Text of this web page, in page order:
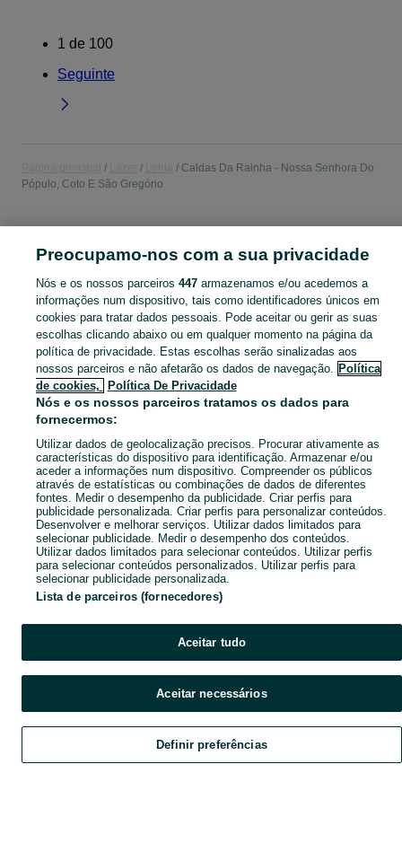
1 de 100
Seguinte
Caldas Da Rainha - Nossa Senhora Do
Pópulo, Coto E São Gregório
CATEGORIA
Navegue pelos últimos anúncios de Lazer em Caldas Da Rainha - Nossa Senhora Do Pópulo, Coto E São Gregório no OLX Portugal. Compre e venda produtos locais com facilidade e segurança. Mostrar
Mapa do site
Mapa das freguesias
Mapa de mini-sites
Explorar Favoritos Vender Chat Conta
Preocupamo-nos com a sua privacidade
Nós e os nossos parceiros 447armazenamos e/ou acedemos a
informações num dispositivo, tais como identificadores únicos em
cookies para tratar dados pessoais. Pode aceitar ou gerir as suas
escolhas clicando abaixo ou em qualquer momento na página da
política de privacidade. Estas escolhas serão sinalizadas aos
nossos parceiros e não afetarão os dados de navegação. Política
de cookies,
Política De Privacidade
Nós e os nossos parceiros tratamos os dados para
fornecermos:
Utilizar dados de geolocalização precisos. Procurar ativamente as
características do dispositivo para identificação. Armazenar e/ou
aceder a informações num dispositivo. Compreender os públicos
através de estatísticas ou combinações de dados de diferentes
fontes. Medir o desempenho da publicidade. Criar perfis para
publicidade personalizada. Criar perfis para personalizar conteúdos.
Desenvolver e melhorar serviços. Utilizar dados limitados para
selecionar publicidade. Medir o desempenho dos conteúdos.
Utilizar dados limitados para selecionar conteúdos. Utilizar perfis
para selecionar conteúdos personalizados. Utilizar perfis para
selecionar publicidade personalizada.
Lista de parceiros (fornecedores)
Aceitar tudo
Aceitar necessários
Definir preferências